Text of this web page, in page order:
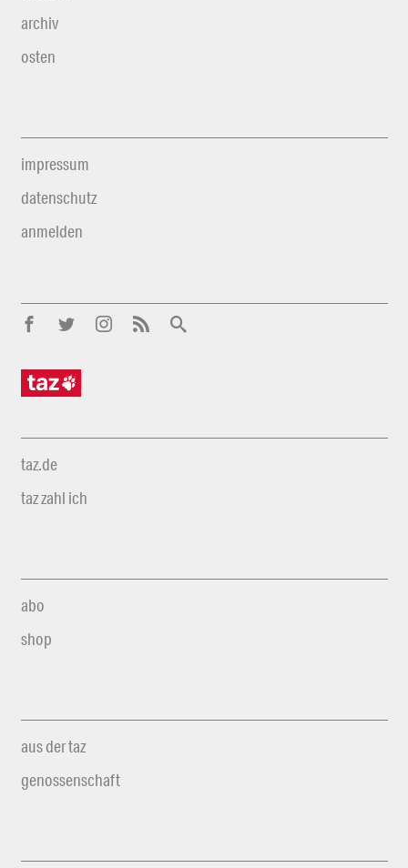
archiv
osten
impressum
datenschutz
anmelden
taz.de
taz zahl ich
abo
shop
aus der taz
genossenschaft